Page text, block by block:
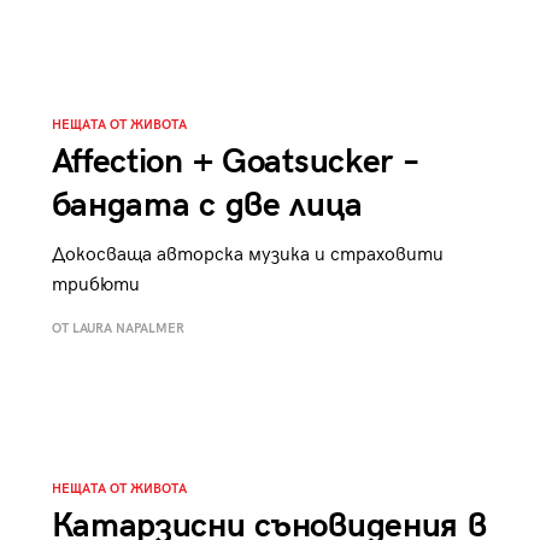
НЕЩАТА ОТ ЖИВОТА
Affection + Goatsucker –
бандата с две лица
Докосваща авторска музика и страховити
трибюти
ОТ LAURA NAPALMER
НЕЩАТА ОТ ЖИВОТА
Катарзисни съновидения в
29 /29